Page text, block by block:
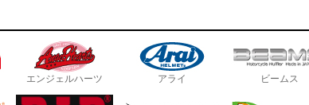
エンジェルハーツ アライ ビームス